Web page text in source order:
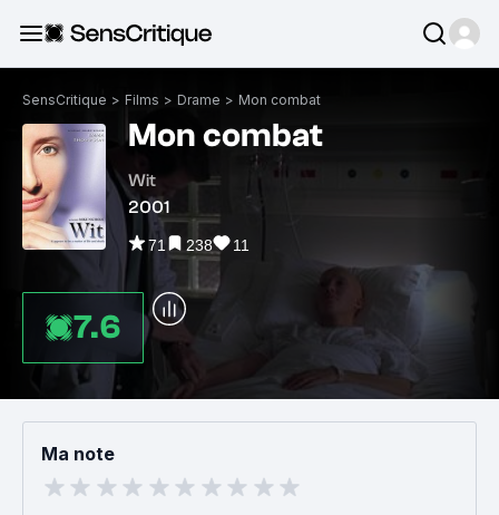
SensCritique > Films > Drame > Mon combat
Mon combat
Wit
2001
71 238 11
7.6
Ma note